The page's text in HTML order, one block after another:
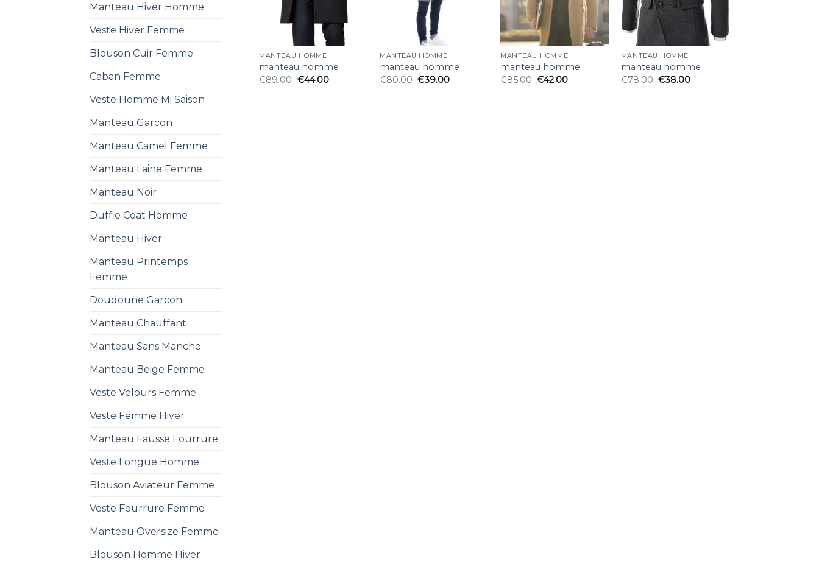
Manteau Hiver Homme
Veste Hiver Femme
Blouson Cuir Femme
Caban Femme
Veste Homme Mi Saison
Manteau Garcon
Manteau Camel Femme
Manteau Laine Femme
Manteau Noir
Duffle Coat Homme
Manteau Hiver
Manteau Printemps
Femme
Doudoune Garcon
Manteau Chauffant
Manteau Sans Manche
Manteau Beige Femme
Veste Velours Femme
Veste Femme Hiver
Manteau Fausse Fourrure
Veste Longue Homme
Blouson Aviateur Femme
Veste Fourrure Femme
Manteau Oversize Femme
Blouson Homme Hiver
MANTEAU HOMME
manteau homme
€89.00 €44.00
MANTEAU HOMME
manteau homme
€80.00 €39.00
MANTEAU HOMME
manteau homme
€85.00 €42.00
MANTEAU HOMME
manteau homme
€78.00 €38.00